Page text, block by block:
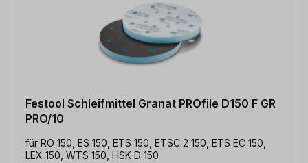
Festool Schleifmittel Granat PROfile D150 F GR
PRO/10
für RO 150, ES 150, ETS 150, ETSC 2 150, ETS EC 150,
LEX 150, WTS 150, HSK-D 150